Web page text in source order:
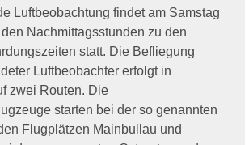
Luftbeobachtung findet am Samstag
Nachmittagsstunden zu den
statt. Die Befliegung
Luftbeobachter erfolgt in
zwei Routen. Die
starten bei der so genannten
Flugplätzen Mainbullau und